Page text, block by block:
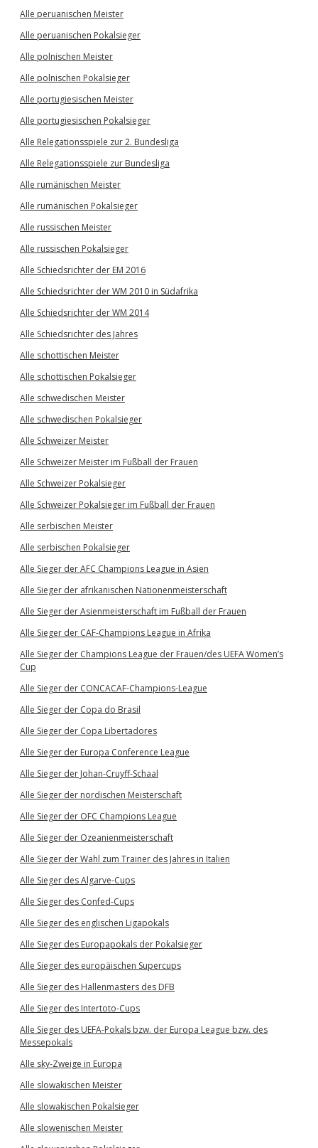
Alle peruanischen Meister
Alle peruanischen Pokalsieger
Alle polnischen Meister
Alle polnischen Pokalsieger
Alle portugiesischen Meister
Alle portugiesischen Pokalsieger
Alle Relegationsspiele zur 2. Bundesliga
Alle Relegationsspiele zur Bundesliga
Alle rumänischen Meister
Alle rumänischen Pokalsieger
Alle russischen Meister
Alle russischen Pokalsieger
Alle Schiedsrichter der EM 2016
Alle Schiedsrichter der WM 2010 in Südafrika
Alle Schiedsrichter der WM 2014
Alle Schiedsrichter des Jahres
Alle schottischen Meister
Alle schottischen Pokalsieger
Alle schwedischen Meister
Alle schwedischen Pokalsieger
Alle Schweizer Meister
Alle Schweizer Meister im Fußball der Frauen
Alle Schweizer Pokalsieger
Alle Schweizer Pokalsieger im Fußball der Frauen
Alle serbischen Meister
Alle serbischen Pokalsieger
Alle Sieger der AFC Champions League in Asien
Alle Sieger der afrikanischen Nationenmeisterschaft
Alle Sieger der Asienmeisterschaft im Fußball der Frauen
Alle Sieger der CAF-Champions League in Afrika
Alle Sieger der Champions League der Frauen/des UEFA Women’s
Cup
Alle Sieger der CONCACAF-Champions-League
Alle Sieger der Copa do Brasil
Alle Sieger der Copa Libertadores
Alle Sieger der Europa Conference League
Alle Sieger der Johan-Cruyff-Schaal
Alle Sieger der nordischen Meisterschaft
Alle Sieger der OFC Champions League
Alle Sieger der Ozeanienmeisterschaft
Alle Sieger der Wahl zum Trainer des Jahres in Italien
Alle Sieger des Algarve-Cups
Alle Sieger des Confed-Cups
Alle Sieger des englischen Ligapokals
Alle Sieger des Europapokals der Pokalsieger
Alle Sieger des europäischen Supercups
Alle Sieger des Hallenmasters des DFB
Alle Sieger des Intertoto-Cups
Alle Sieger des UEFA-Pokals bzw. der Europa League bzw. des
Messepokals
Alle sky-Zweige in Europa
Alle slowakischen Meister
Alle slowakischen Pokalsieger
Alle slowenischen Meister